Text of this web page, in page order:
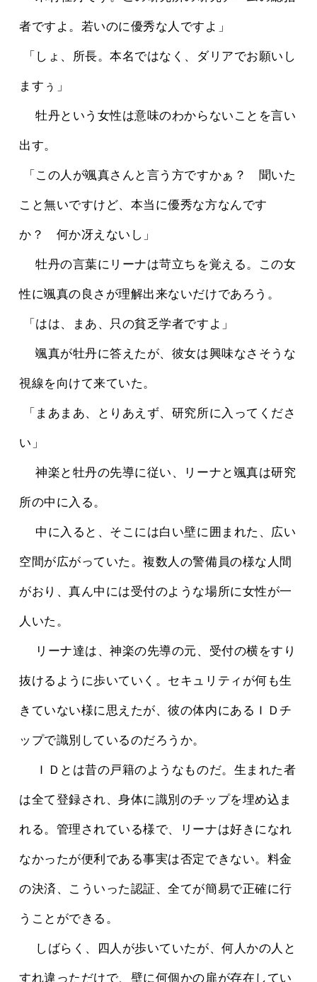
者ですよ。若いのに優秀な人ですよ」
ますぅ」
出す。
こと無いですけど、本当に優秀な方なんです
か？　何か冴えないし」
性に颯真の良さが理解出来ないだけであろう。
「はは、まあ、只の貧乏学者ですよ」
視線を向けて来ていた。
い」
所の中に入る。
空間が広がっていた。複数人の警備員の様な人間
がおり、真ん中には受付のような場所に女性が一
人いた。
抜けるように歩いていく。セキュリティが何も生
きていない様に思えたが、彼の体内にあるＩＤチ
ップで識別しているのだろうか。
は全て登録され、身体に識別のチップを埋め込ま
れる。管理されている様で、リーナは好きになれ
なかったが便利である事実は否定できない。料金
の決済、こういった認証、全てが簡易で正確に行
うことができる。
すれ違っただけで、壁に何個かの扉が存在してい